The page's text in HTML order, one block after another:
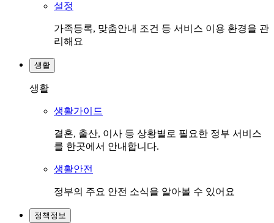
설정
가족등록, 맞춤안내 조건 등 서비스 이용 환경을 관
리해요
생활
생활
생활가이드
결혼, 출산, 이사 등 상황별로 필요한 정부 서비스
를 한곳에서 안내합니다.
생활안전
정부의 주요 안전 소식을 알아볼 수 있어요
정책정보